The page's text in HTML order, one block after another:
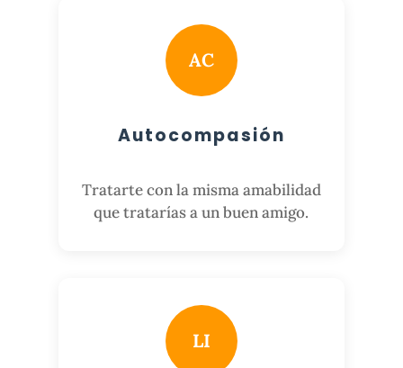
AC
Autocompasión
Tratarte con la misma amabilidad
que tratarías a un buen amigo.
LI